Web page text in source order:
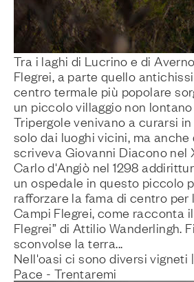
Tra i laghi di Lucrino e di
Flegrei, a parte quello
centro termale più popolare
un piccolo villaggio non lontano
Tripergole venivano a curarsi
solo dai luoghi vicini, ma
scriveva Giovanni Diacono nel
Carlo d'Angiò nel 1298
un ospedale in questo piccolo
rafforzare la fama di centro
Campi Flegrei, come racconta
Flegrei” di Attilio Wanderlingh.
sconvolse la terra...
Nell'oasi ci sono diversi vigneti
Pace - Trentaremi